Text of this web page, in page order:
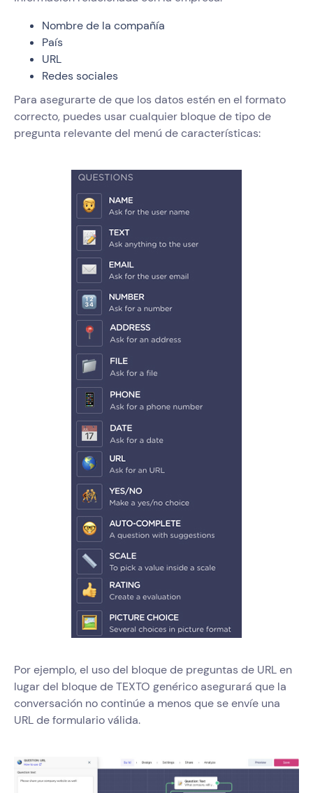
Nombre de la compañía
País
URL
Redes sociales
Para asegurarte de que los datos estén en el formato
correcto, puedes usar cualquier bloque de tipo de
pregunta relevante del menú de características:
Por ejemplo, el uso del bloque de preguntas de URL en
lugar del bloque de TEXTO genérico asegurará que la
conversación no continúe a menos que se envíe una
URL de formulario válida.